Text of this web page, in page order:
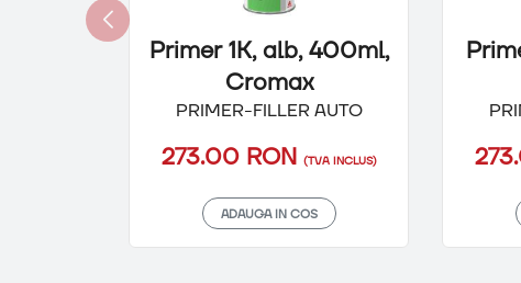
Primer 1K, alb, 400ml,
Cromax
PRIMER-FILLER AUTO
273.00 RON (TVA INCLUS)
ADAUGA IN COS